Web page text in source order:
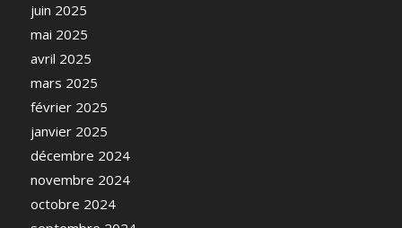
juin 2025
mai 2025
avril 2025
mars 2025
février 2025
janvier 2025
décembre 2024
novembre 2024
octobre 2024